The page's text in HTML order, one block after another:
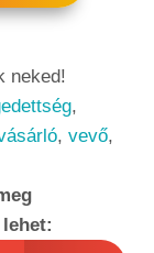
neked!
,
, vevő,